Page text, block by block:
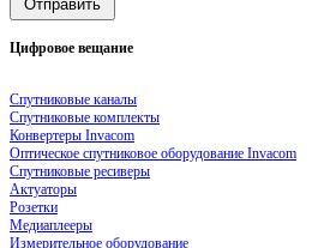
Цифровое вещание
Спутниковые каналы
Спутниковые комплекты
Конвертеры Invacom
Оптическое спутниковое оборудование Invacom
Спутниковые ресиверы
Актуаторы
Розетки
Медиаплееры
Измерительное оборудование